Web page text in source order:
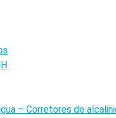
– Corretores de